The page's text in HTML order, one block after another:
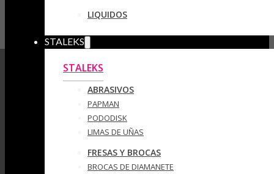
LIQUIDOS
STALEKS
STALEKS
ABRASIVOS
PAPMAN
PODODISK
LIMAS DE UÑAS
FRESAS Y BROCAS
BROCAS DE DIAMANETE